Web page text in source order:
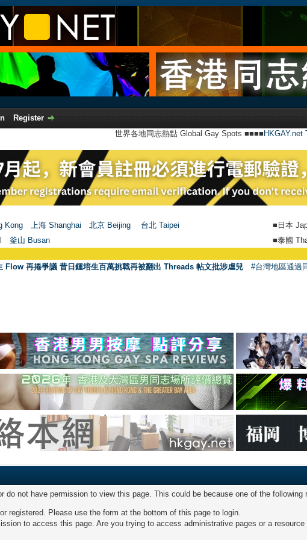
Register
世界各地同志熱點 Global Gay Spots ■■■■ HKGAY.net
Kong 上海 Shanghai 北京 Beijing 台北 Taipei ■日本
釜山 Busan ■泰國
Flow 再捲爭議 昔日鍾培生百萬挑戰再被翻出 Threads 帖文批涉虐兒 #台灣地區通過
do not have permission to view this page. This could be because one of the following
registered. Please use the form at the bottom of this page to login.
to access this page. Are you trying to access administrative pages or a